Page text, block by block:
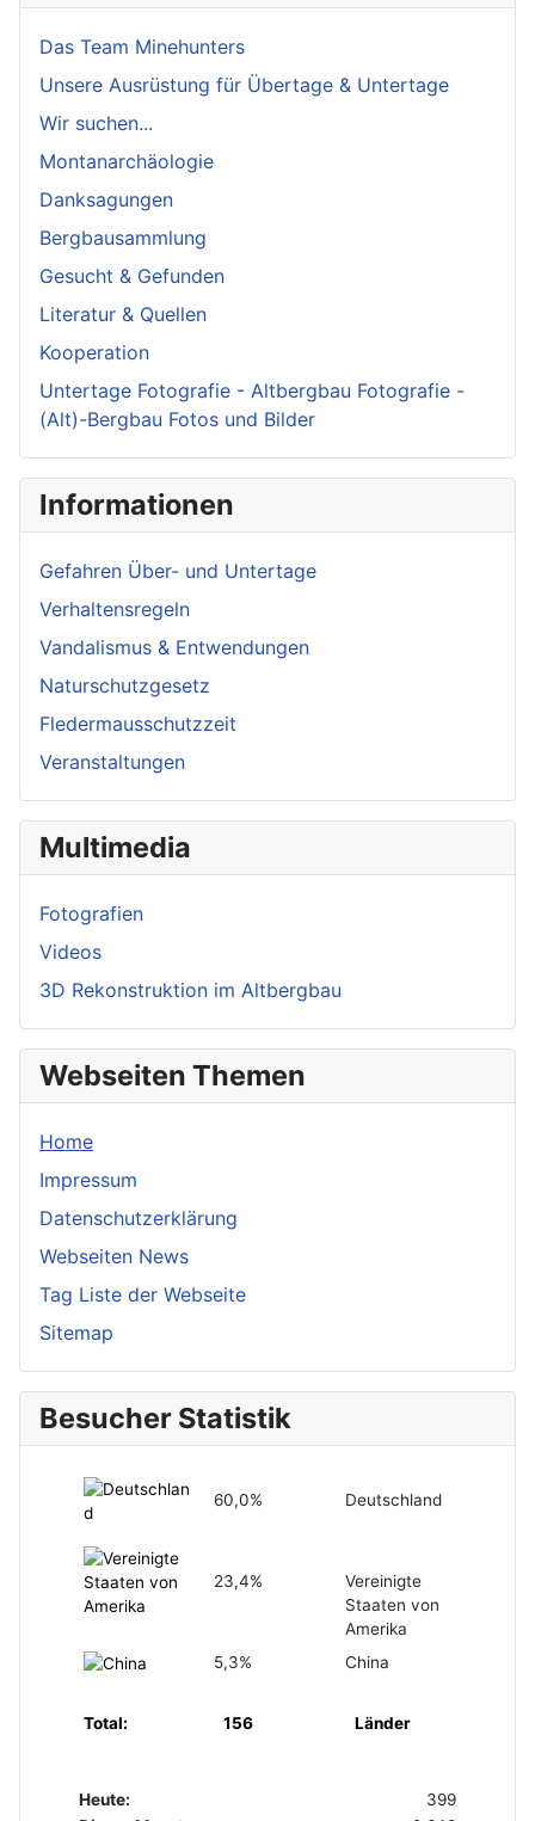
Das Team Minehunters
Unsere Ausrüstung für Übertage & Untertage
Wir suchen...
Montanarchäologie
Danksagungen
Bergbausammlung
Gesucht & Gefunden
Literatur & Quellen
Kooperation
Untertage Fotografie - Altbergbau Fotografie -
(Alt)-Bergbau Fotos und Bilder
Informationen
Gefahren Über- und Untertage
Verhaltensregeln
Vandalismus & Entwendungen
Naturschutzgesetz
Fledermausschutzzeit
Veranstaltungen
Multimedia
Fotografien
Videos
3D Rekonstruktion im Altbergbau
Webseiten Themen
Home
Impressum
Datenschutzerklärung
Webseiten News
Tag Liste der Webseite
Sitemap
Besucher Statistik
60,0% Deutschland
23,4%
Vereinigte
Staaten von
Amerika
5,3%
China
Total: 156 Länder
Heute:
399